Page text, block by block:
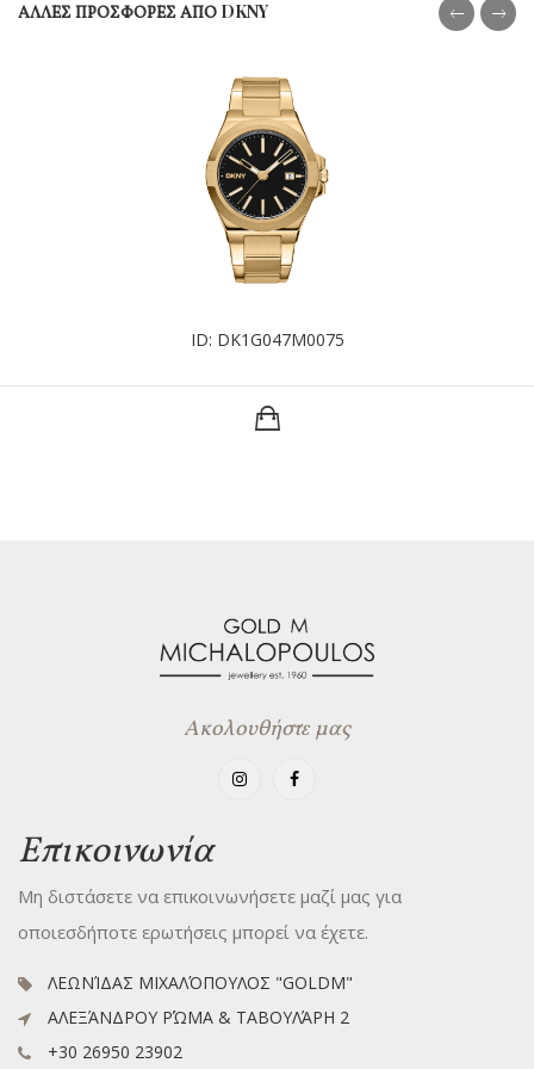
ΑΛΛΕΣ ΠΡΟΣΦΟΡΕΣ ΑΠΟ DKNY
ID: DK1G047M0075
Ακολουθήστε μας
Επικοινωνία
Μη διστάσετε να επικοινωνήσετε μαζί μας για
οποιεσδήποτε ερωτήσεις μπορεί να έχετε.
ΛΕΩΝΊΔΑΣ ΜΙΧΑΛΌΠΟΥΛΟΣ "GOLDM"
ΑΛΕΞΆΝΔΡΟΥ ΡΏΜΑ & ΤΑΒΟΥΛΆΡΗ 2
+30 26950 23902